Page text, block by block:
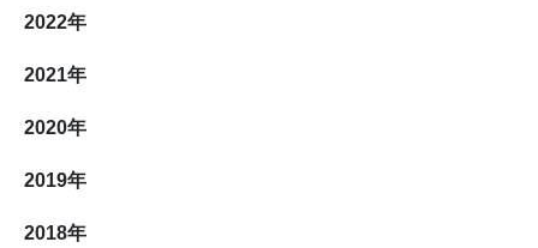
2022年
2021年
2020年
2019年
2018年